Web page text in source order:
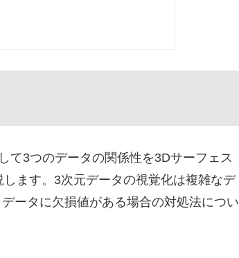
て3つのデータの関係性を3Dサーフェス
ます。3次元データの視覚化は複雑なデ
ータに欠損値がある場合の対処法につい